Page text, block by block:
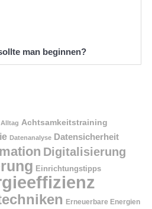
man beginnen?
Achtsamkeitstraining
Datenanalyse Datensicherheit
Digitalisierung
Einrichtungstipps
Erneuerbare Energien